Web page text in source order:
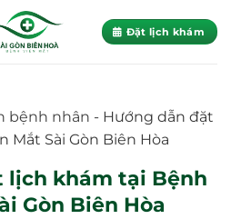
Đặt lịch khám
bệnh nhân - Hướng dẫn đặt
Mắt Sài Gòn Biên Hòa
lịch khám tại Bệnh
Gòn Biên Hòa